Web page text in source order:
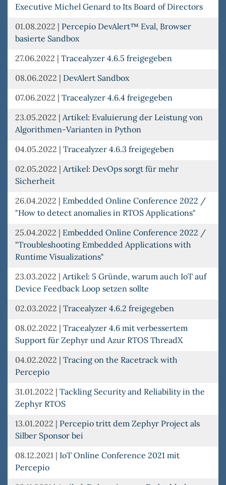
Executive Michel Genard to Its Board of Directors
01.08.2022 | Percepio DevAlert™ Eval, Browser
basierte Sandbox
27.06.2022 | Tracealyzer 4.6.5 freigegeben
08.06.2022 | DevAlert Sandbox
07.06.2022 | Tracealyzer 4.6.4 freigegeben
23.05.2022 | Artikel: Evaluierung der Leistung von
Algorithmen-Varianten in Python
04.05.2022 | Tracealyzer 4.6.3 freigegeben
02.05.2022 | Artikel: DevOps sorgt für mehr
Sicherheit
26.04.2022 | Embedded Online Conference 2022 /
"How to detect anomalies in RTOS Applications"
25.04.2022 | Embedded Online Conference 2022 /
"Troubleshooting Embedded Applications with
Runtime Visualizations"
23.03.2022 | Artikel: 5 Gründe, warum auch IoT auf
Device Feedback Loop setzen sollte
02.03.2022 | Tracealyzer 4.6.2 freigegeben
08.02.2022 | Tracealyzer 4.6 mit verbessertem
Support für Zephyr und Azur RTOS ThreadX
04.02.2022 | Tracing on the Racetrack with
Percepio
31.01.2022 | Tackling Security and Reliability in the
Zephyr RTOS
13.01.2022 | Percepio tritt dem Zephyr Project als
Silber Sponsor bei
08.12.2021 | IoT Online Conference 2021 mit
Percepio